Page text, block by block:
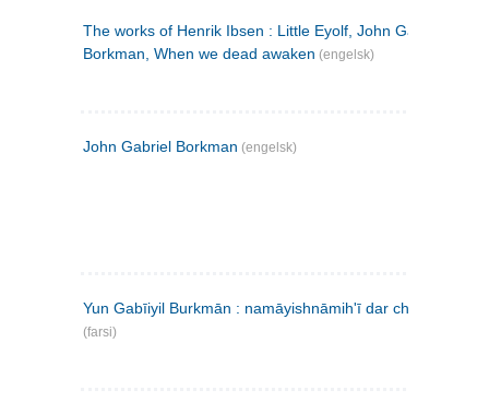
The works of Henrik Ibsen : Little Eyolf, John Gabriel
Borkman, When we dead awaken (engelsk)
John Gabriel Borkman (engelsk)
Yun Gabīiyil Burkmān : namāyishnāmihʹī dar chahār pardih
(farsi)